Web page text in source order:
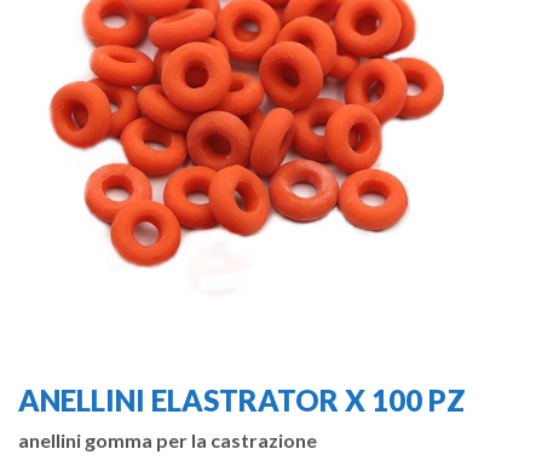
ANELLINI ELASTRATOR X 100 PZ
anellini gomma per la castrazione